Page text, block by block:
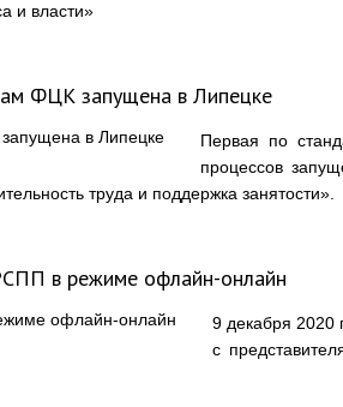
и власти»
ФЦК запущена в Липецке
Первая по
процессов
труда и поддержка занятости».
в режиме офлайн-онлайн
9 декабря 2020
с